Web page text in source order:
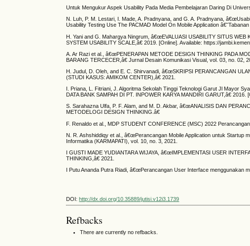
Untuk Mengukur Aspek Usability Pada Media Pembelajaran Daring Di
N. Luh, P. M. Lestari, I. Made, A. Pradnyana, and G. A. Pradnyana,
Usability Testing Use The PACMAD Model On Mobile Application
H. Yani and G. Mahargya Ningrum, â€œEVALUASI USABILITY SITUS
SYSTEM USABILITY SCALE,â€ 2019. [Online]. Available: https://
A. Ar Razi et al., â€œPENERAPAN METODE DESIGN THINKING PADA
BARANG TERCECER,â€ Jurnal Desain Komunikasi Visual, vol. 03, no. 02,
H. Judul, D. Oleh, and E. C. Shirvanadi, â€œSKRIPSI PERANCANGAN
(STUDI KASUS: AMIKOM CENTER),â€ 2021.
I. Priana, L. Fitriani, J. Algoritma Sekolah Tinggi Teknologi Garut Jl Mayor
DATA BANK SAMPAH DI PT. INPOWER KARYA MANDIRI GARUT,â€
S. Sarahazna Ulfa, P. F. Alam, and M. D. Akbar, â€œANALISIS DAN
METODELOGI DESIGN THINKING.â€
F. Renaldo et al., MDP STUDENT CONFERENCE (MSC) 2022
N. R. Ashshiddiqy et al., â€œPerancangan Mobile Application untuk Startup
Informatika (KARMAPATI), vol. 10, no. 3, 2021.
I GUSTI MADE YUDIANTARA WIJAYA, â€œIMPLEMENTASI USER
THINKING,â€ 2021.
I Putu Ananda Putra Riadi, â€œPerancangan User Interface menggunakan
DOI: http://dx.doi.org/10.35889/jutisi.v12i3.1739
Refbacks
There are currently no refbacks.